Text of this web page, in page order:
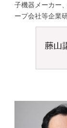
子機器メーカー
ープ会社等企業